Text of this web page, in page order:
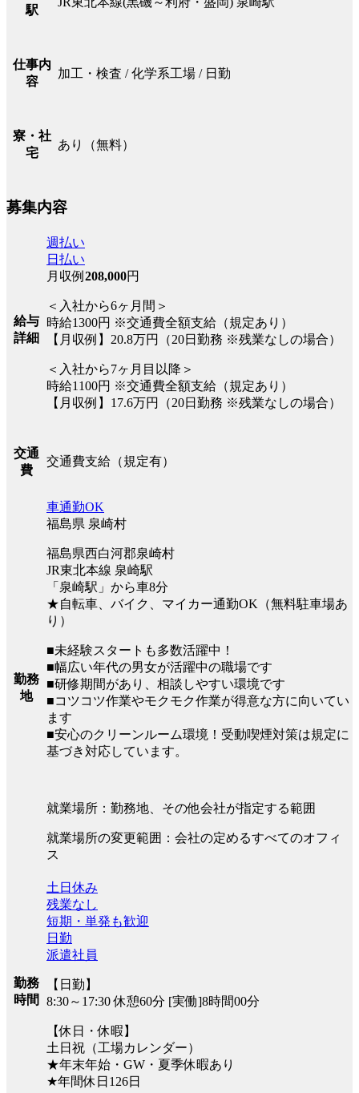
駅
仕事内
容
加工・検査 / 化学系工場 / 日勤
寮・社
宅
あり（無料）
募集内容
給与
詳細
週払い
日払い
月収例 208,000円
＜入社から6ヶ月間＞
時給1300円 ※交通費全額支給（規定あり）
【月収例】20.8万円（20日勤務 ※残業なしの場合）
＜入社から7ヶ月目以降＞
時給1100円 ※交通費全額支給（規定あり）
【月収例】17.6万円（20日勤務 ※残業なしの場合）
交通
費
交通費支給（規定有）
勤務
地
車通勤OK
福島県 泉崎村
福島県西白河郡泉崎村
JR東北本線 泉崎駅
「泉崎駅」から車8分
★自転車、バイク、マイカー通勤OK（無料駐車場あ
り）
■未経験スタートも多数活躍中！
■幅広い年代の男女が活躍中の職場です
■研修期間があり、相談しやすい環境です
■コツコツ作業やモクモク作業が得意な方に向いてい
ます
■安心のクリーンルーム環境！受動喫煙対策は規定に
基づき対応しています。
就業場所：勤務地、その他会社が指定する範囲
就業場所の変更範囲：会社の定めるすべてのオフィ
ス
勤務
時間
土日休み
残業なし
短期・単発も歓迎
日勤
派遣社員
【日勤】
8:30～17:30 休憩60分 [実働]8時間00分
【休日・休暇】
土日祝（工場カレンダー）
★年末年始・GW・夏季休暇あり
★年間休日126日